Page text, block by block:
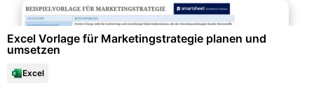
Excel Vorlage für Marketingstrategie planen und
umsetzen
Excel